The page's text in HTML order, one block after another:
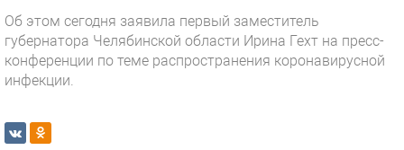
Об этом сегодня заявила первый заместитель
губернатора Челябинской области Ирина Гехт на пресс-
конференции по теме распространения коронавирусной
инфекции.